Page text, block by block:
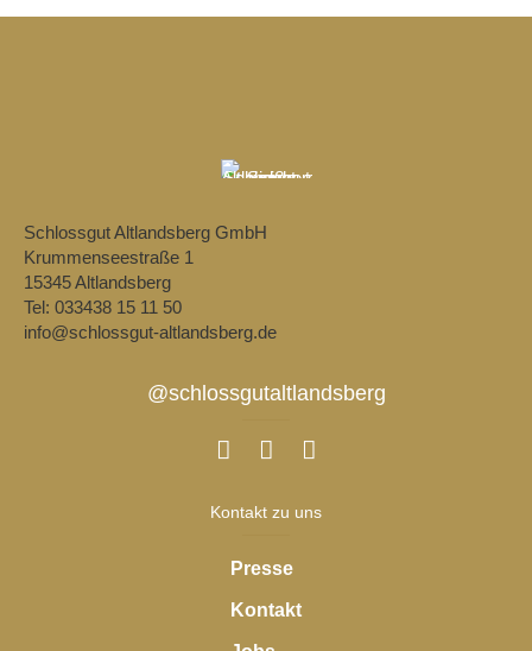
Schlossgut Altlandsberg GmbH
Krummenseestraße 1
15345 Altlandsberg
Tel: 033438 15 11 50
info@schlossgut-altlandsberg.de
@schlossgutaltlandsberg
Kontakt zu uns
Presse
Kontakt